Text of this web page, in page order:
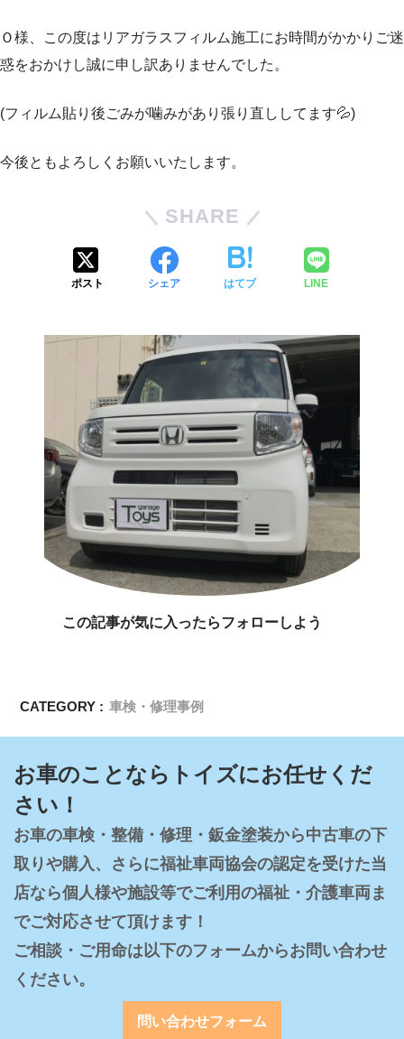
Ｏ様、この度はリアガラスフィルム施工にお時間がかかりご迷
惑をおかけし誠に申し訳ありませんでした。
(フィルム貼り後ごみが噛みがあり張り直ししてます💦)
今後ともよろしくお願いいたします。
SHARE
ポスト シェア はてブ LINE
この記事が気に入ったらフォローしよう
CATEGORY : 車検・修理事例
お車のことならトイズにお任せくだ
さい！
お車の車検・整備・修理・鈑金塗装から中古車の下
取りや購入、さらに福祉車両協会の認定を受けた当
店なら個人様や施設等でご利用の福祉・介護車両ま
でご対応させて頂けます！
ご相談・ご用命は以下のフォームからお問い合わせ
ください。
問い合わせフォーム